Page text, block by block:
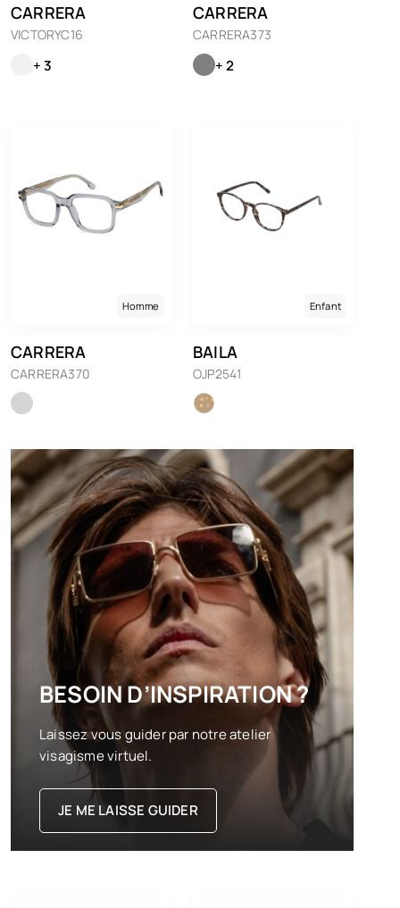
BESOIN D’INSPIRATION ?
Laissez vous guider par notre atelier
visagisme virtuel.
JE ME LAISSE GUIDER
CARRERA
VICTORYC16
+ 3
CARRERA
CARRERA373
+ 2
Homme
CARRERA
CARRERA370
Enfant
BAILA
OJP2541